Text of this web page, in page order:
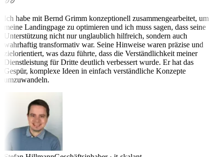
Ich habe mit Bernd Grimm konzeptionell zusammengearbeitet, um
meine Landingpage zu optimieren und ich muss sagen, dass seine
Unterstützung nicht nur unglaublich hilfreich, sondern auch
wahrhaftig transformativ war. Seine Hinweise waren präzise und
zielorientiert, was dazu führte, dass die Verständlichkeit meiner
Dienstleistung für Dritte deutlich verbessert wurde. Er hat das
Gespür, komplexe Ideen in einfach verständliche Konzepte
umzuwandeln.